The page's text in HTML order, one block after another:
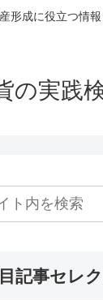
形成に役立つ情
の実践
記事セレ